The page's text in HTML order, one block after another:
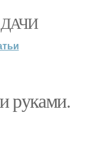
руками.